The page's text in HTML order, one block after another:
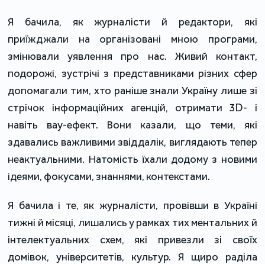
Я бачила, як журналісти й редактори, які
приїжджали на організовані мною програми,
змінювали уявлення про нас. Живий контакт,
подорожі, зустрічі з представниками різних сфер
допомагали тим, хто раніше знали Україну лише зі
стрічок інформаційних агенцій, отримати 3D- і
навіть вау-ефект. Вони казали, що теми, які
здавались важливими звіддалік, виглядають тепер
неактуальними. Натомість їхали додому з новими
ідеями, фокусами, знаннями, контекстами.
Я бачила і те, як журналісти, провівши в Україні
тижні й місяці, лишались у рамках тих ментальних й
інтелектуальних схем, які привезли зі своїх
домівок, університетів, культур. Я щиро раділа